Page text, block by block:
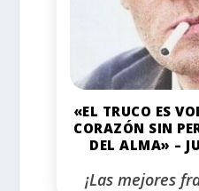
«EL TRUCO ES
CORAZÓN SIN
DEL ALMA» –
¡Las mejores